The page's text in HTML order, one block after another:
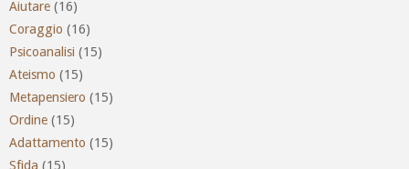
Aiutare (16)
Coraggio (16)
Psicoanalisi (15)
Ateismo (15)
Metapensiero (15)
Ordine (15)
Adattamento (15)
Sfida (15)